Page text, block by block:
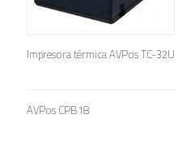
Impresora térmica AVPos TC-32U
AVPos CPB18